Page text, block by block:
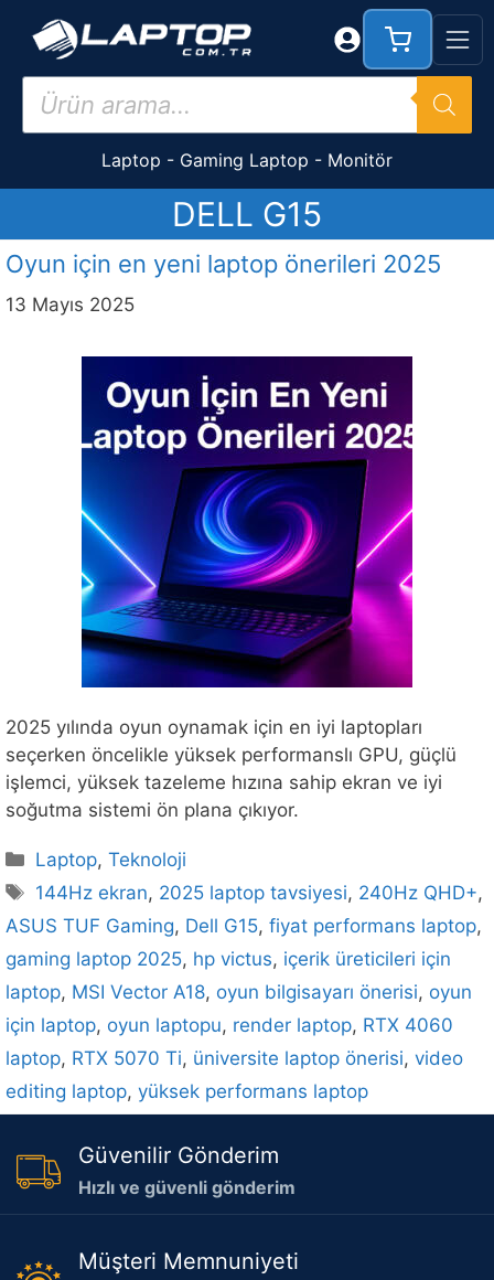
Products
search
Laptop - Gaming Laptop - Monitör
DELL G15
Oyun için en yeni laptop önerileri 2025
13 Mayıs 2025
2025 yılında oyun oynamak için en iyi laptopları
seçerken öncelikle yüksek performanslı GPU, güçlü
işlemci, yüksek tazeleme hızına sahip ekran ve iyi
soğutma sistemi ön plana çıkıyor.
Kategoriler
Laptop,Teknoloji
Etiketler
144Hz ekran, 2025 laptop tavsiyesi, 240Hz QHD+,
ASUS TUF Gaming, Dell G15, fiyat performans laptop,
gaming laptop 2025, hp victus, içerik üreticileri için
laptop, MSI Vector A18, oyun bilgisayarı önerisi, oyun
için laptop, oyun laptopu, render laptop, RTX 4060
laptop, RTX 5070 Ti, üniversite laptop önerisi, video
editing laptop, yüksek performans laptop
Güvenilir Gönderim
Hızlı ve güvenli gönderim
Müşteri Memnuniyeti